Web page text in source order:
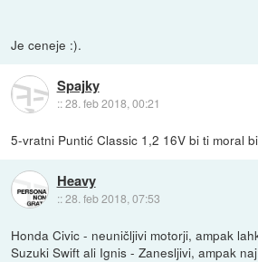
Je ceneje :).
Spajky
::28. feb 2018, 00:21
5-vratni Puntić Classic 1,2 16V bi ti moral
Heavy
::28. feb 2018, 07:53
Honda Civic - neuničljivi motorji, ampak
Suzuki Swift ali Ignis - Zanesljivi, ampak